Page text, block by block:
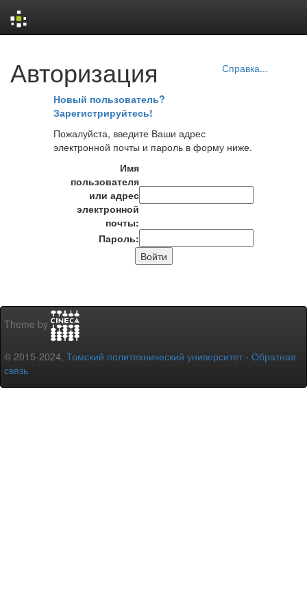
navigation
Авторизация Справка...
Новый пользователь?
Зарегистрируйтесь!
Пожалуйста, введите Ваши адрес
электронной почты и пароль в форму ниже.
Имя
пользователя
или адрес
электронной
почты:
Пароль:
Theme by
© 2015-2024, Томский политехнический университет - Обратная
связь